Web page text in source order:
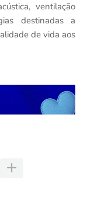
ventilação
destinadas a
de vida aos